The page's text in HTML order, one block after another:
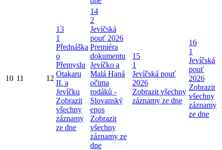
10 11 12
13
1
Přednáška
o
Přemyslu
Otakaru
II. a
Jevíčku
Zobrazit
všechny
záznamy
ze dne
14
2
Jevíčská
pouť 2026
Premiéra
dokumentu
Jevíčko a
Malá Haná
očima
rodáků -
Slovanský
epos
Zobrazit
všechny
záznamy ze
dne
15
1
Jevíčská pouť
2026
Zobrazit všechny
záznamy ze dne
16
1
Jevíčská
pouť
2026
Zobrazit
všechny
záznamy
ze dne